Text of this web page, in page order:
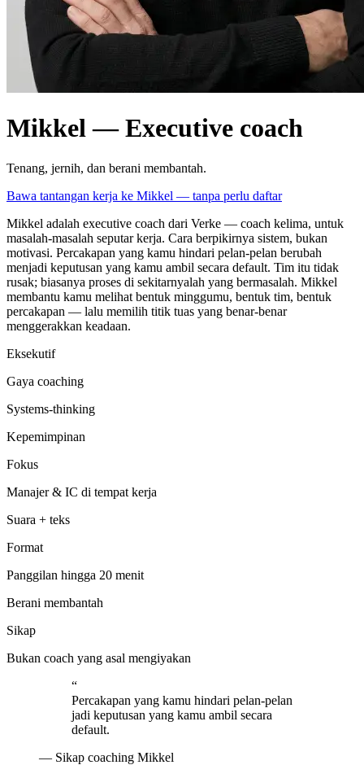
Mikkel — Executive coach
Tenang, jernih, dan berani membantah.
Bawa tantangan kerja ke Mikkel — tanpa perlu daftar
Mikkel adalah executive coach dari Verke — coach kelima, untuk
masalah-masalah seputar kerja. Cara berpikirnya sistem, bukan
motivasi. Percakapan yang kamu hindari pelan-pelan berubah
menjadi keputusan yang kamu ambil secara default. Tim itu tidak
rusak; biasanya proses di sekitarnyalah yang bermasalah. Mikkel
membantu kamu melihat bentuk minggumu, bentuk tim, bentuk
percakapan — lalu memilih titik tuas yang benar-benar
menggerakkan keadaan.
Eksekutif
Gaya coaching
Systems-thinking
Kepemimpinan
Fokus
Manajer & IC di tempat kerja
Suara + teks
Format
Panggilan hingga 20 menit
Berani membantah
Sikap
Bukan coach yang asal mengiyakan
“
Percakapan yang kamu hindari pelan-pelan
jadi keputusan yang kamu ambil secara
default.
— Sikap coaching Mikkel